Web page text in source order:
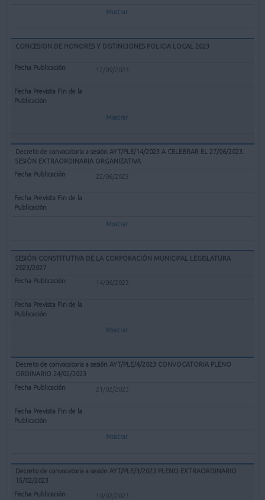
Mostrar
CONCESION DE HONORES Y DISTINCIONES POLICIA LOCAL 2023
12/09/2023
Mostrar
Decreto de convocatoria a sesión AYT/PLE/14/2023 A CELEBRAR EL 27/06/2023.
SESIÓN EXTRAORDINARIA ORGANIZATIVA
22/06/2023
Mostrar
SESIÓN CONSTITUTIVA DE LA CORPORACIÓN MUNICIPAL LEGISLATURA
2023/2027
14/06/2023
Mostrar
Decreto de convocatoria a sesión AYT/PLE/4/2023 CONVOCATORIA PLENO
ORDINARIO 24/02/2023
21/02/2023
Mostrar
Decreto de convocatoria a sesión AYT/PLE/3/2023 PLENO EXTRAORDINARIO
15/02/2023
10/02/2023